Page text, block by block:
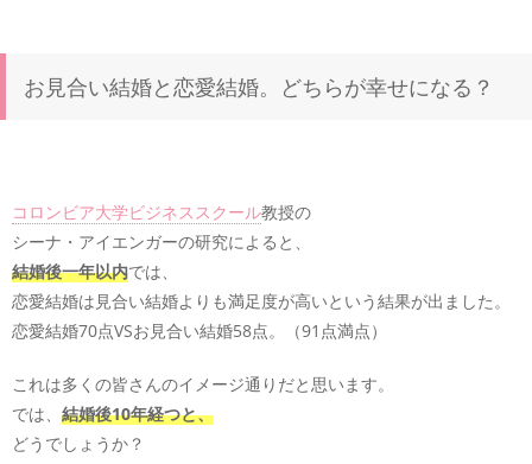
お見合い結婚と恋愛結婚。どちらが幸せになる？
コロンビア大学ビジネススクール教授の
シーナ・アイエンガーの研究によると、
結婚後一年以内では、
恋愛結婚は見合い結婚よりも満足度が高いという結果が出ました。
恋愛結婚70点VSお見合い結婚58点。（91点満点）
これは多くの皆さんのイメージ通りだと思います。
では、 結婚後10年経つと、
どうでしょうか？